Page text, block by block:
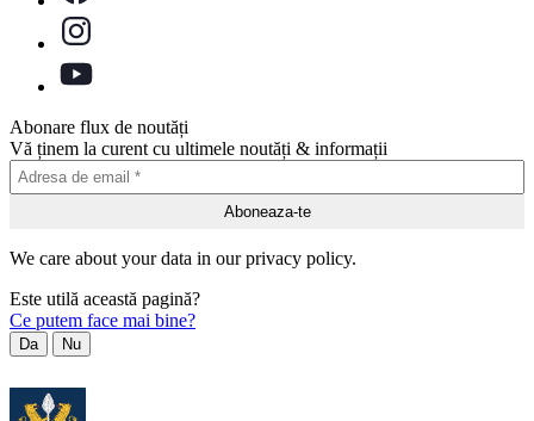
Abonare flux de noutăți
Vă ținem la curent cu ultimele noutăți & informații
We care about your data in our privacy policy.
Este utilă această pagină?
Ce putem face mai bine?
Da Nu